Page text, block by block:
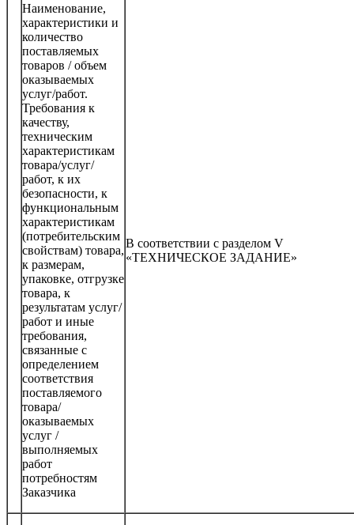
Наименование,
характеристики и
количество
поставляемых
товаров / объем
оказываемых
услуг/работ.
Требования к
качеству,
техническим
характеристикам
товара/услуг/
работ, к их
безопасности, к
функциональным
характеристикам
(потребительским
свойствам) товара,
к размерам,
упаковке, отгрузке
товара, к
результатам услуг/
работ и иные
требования,
связанные с
определением
соответствия
поставляемого
товара/
оказываемых
услуг /
выполняемых
работ
потребностям
Заказчика
В соответствии с разделом V
«ТЕХНИЧЕСКОЕ ЗАДАНИЕ»